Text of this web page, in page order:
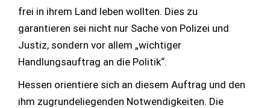
frei in ihrem Land leben wollten. Dies zu
garantieren sei nicht nur Sache von Polizei und
Justiz, sondern vor allem „wichtiger
Handlungsauftrag an die Politik“.
Hessen orientiere sich an diesem Auftrag und den
ihm zugrundeliegenden Notwendigkeiten. Die